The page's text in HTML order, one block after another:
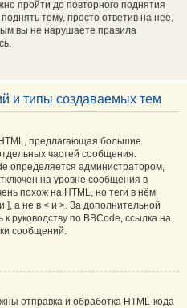
пройти до повторного поднятия
тему, просто ответив на неё,
вы не нарушаете правила
и типы создаваемых тем
предлагающая большие
частей сообщения.
определяется администратором,
на уровне сообщения в
похож на HTML, но теги в нём
], а не в < и >. За дополнительной
руководству по BBCode, ссылка на
сообщений.
отправка и обработка HTML-кода